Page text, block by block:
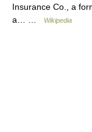
Insurance Co., a
a… …
Wikipedia